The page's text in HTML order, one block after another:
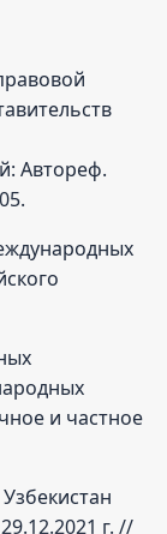
Автореф.
и частное
г. //